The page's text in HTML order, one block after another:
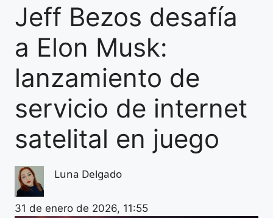
Jeff Bezos desafía
a Elon Musk:
lanzamiento de
servicio de internet
satelital en juego
Luna Delgado
31 de enero de 2026, 11:55